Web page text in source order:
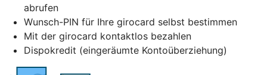
abrufen
Wunsch-PIN für Ihre girocard selbst bestimmen
Mit der girocard kontaktlos bezahlen
Dispokredit (eingeräumte Kontoüberziehung)